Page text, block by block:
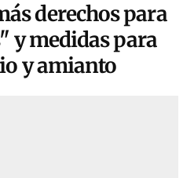
derechos para
y medidas para
y amianto